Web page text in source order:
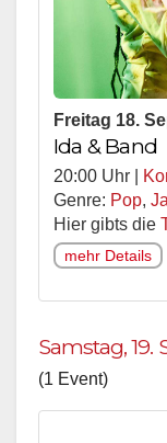
Freitag 18.
Ida & Band
20:00 Uhr |
Genre: Pop,
Hier gibts die
mehr Details
Samstag, 19.
(1 Event)